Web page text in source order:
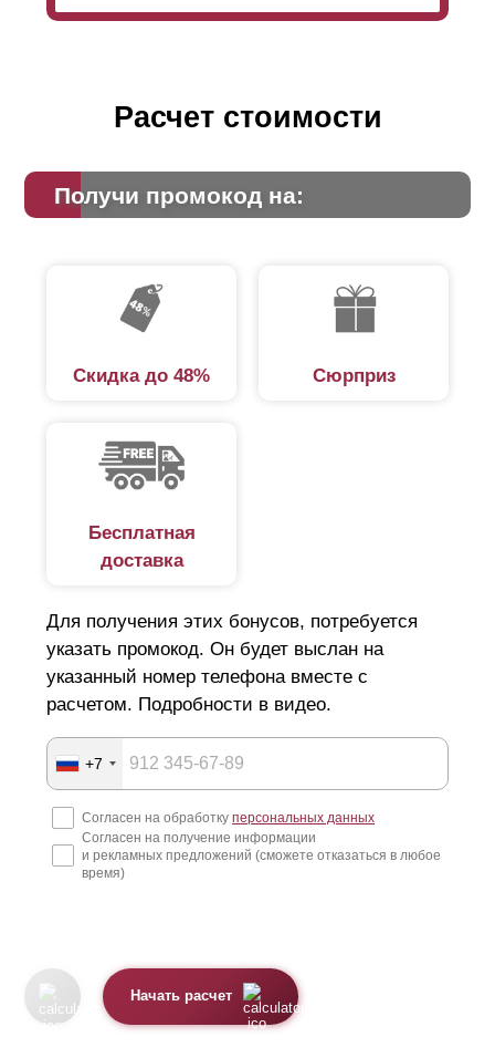
Расчет стоимости
Получи промокод на:
Скидка до 48% Сюрприз
Бесплатная
доставка
Для получения этих бонусов, потребуется
указать промокод. Он будет выслан на
указанный номер телефона вместе с
расчетом. Подробности в видео.
+7
Согласен на обработку персональных данных
Согласен на получение информации
и рекламных предложений (сможете отказаться в любое
время)
Начать расчет